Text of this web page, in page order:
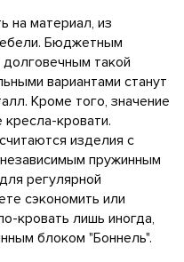
на материал, из
Бюджетным
такой
вариантами станут
Кроме того, значение
кровати.
изделия с
пружинным
регулярной
сэкономить или
кровать лишь иногда,
блоком "Боннель".